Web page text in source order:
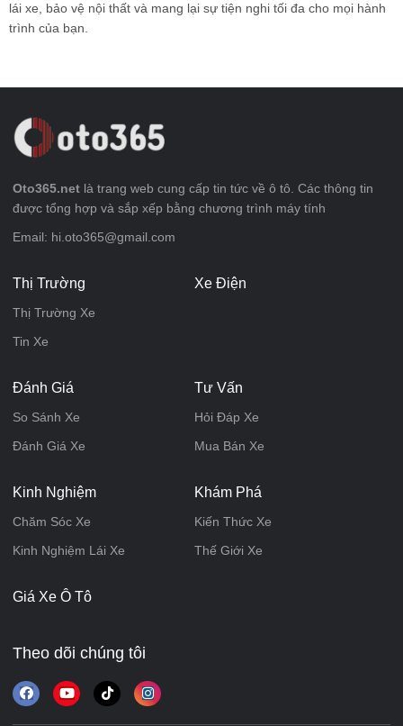
lái xe, bảo vệ nội thất và mang lại sự tiện nghi tối đa cho mọi hành
trình của bạn.
Oto365.net là trang web cung cấp tin tức về ô tô. Các thông tin
được tổng hợp và sắp xếp bằng chương trình máy tính
Email: hi.oto365@gmail.com
Thị Trường
Thị Trường Xe
Tin Xe
Xe Điện
Đánh Giá
So Sánh Xe
Đánh Giá Xe
Tư Vấn
Hỏi Đáp Xe
Mua Bán Xe
Kinh Nghiệm
Chăm Sóc Xe
Kinh Nghiệm Lái Xe
Khám Phá
Kiến Thức Xe
Thế Giới Xe
Giá Xe Ô Tô
Theo dõi chúng tôi